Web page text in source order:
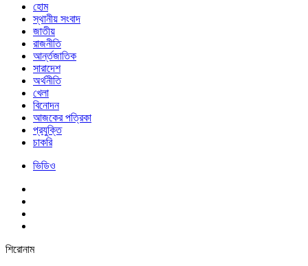
হোম
স্থানীয় সংবাদ
জাতীয়
রাজনীতি
আর্ন্তজাতিক
সারাদেশ
অর্থনীতি
খেলা
বিনোদন
আজকের পত্রিকা
প্রযুক্তি
চাকরি
ভিডিও
শিরোনাম